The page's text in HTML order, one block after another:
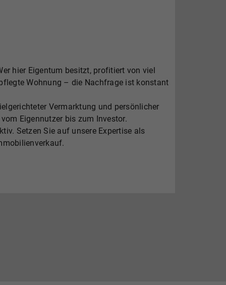
hier Eigentum besitzt, profitiert von viel
Wohnung – die Nachfrage ist konstant
Vermarktung und persönlicher
Eigennutzer bis zum Investor.
Setzen Sie auf unsere Expertise als